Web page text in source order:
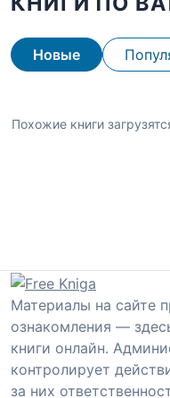
Новые
Похожие книги
Материалы на сайте
ознакомления —
книги онлайн.
контролирует
за них